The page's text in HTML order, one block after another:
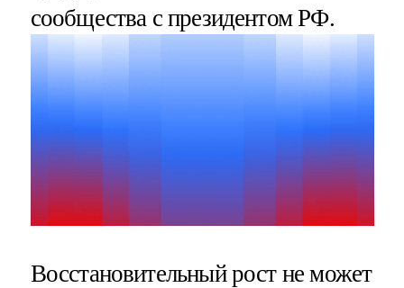
сообщества с президентом РФ.
Восстановительный рост не может